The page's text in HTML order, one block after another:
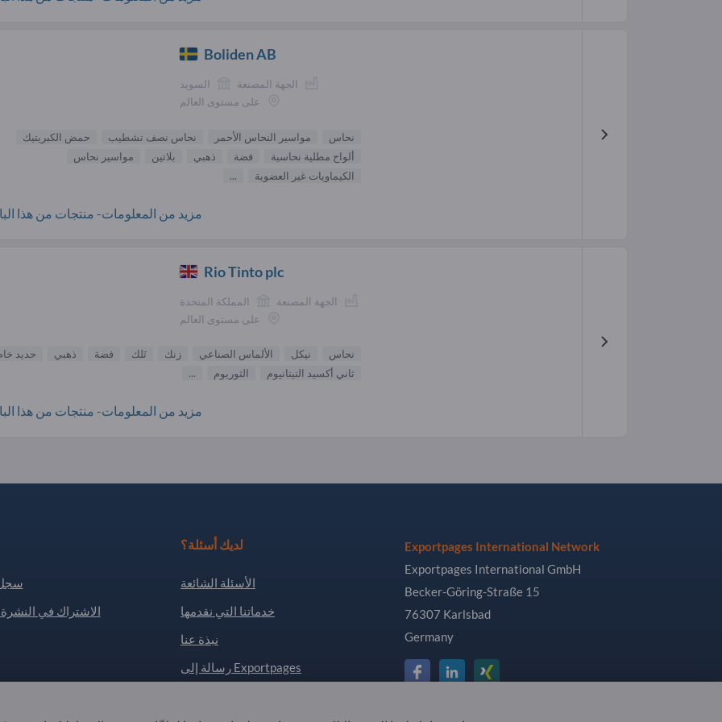
Boliden AB
الجهة المصنعة
السويد
على مستوى العالم
نحاس مواسير النحاس الأحمر نحاس نصف تشطيب
حمض الكبريتيك
ألواح مطلية نحاسية
فضة ذهبي بلاتين
مواسير نحاس
الكيماويات غير العضوية
...
مزيد من المعلومات- منتجات من هذا
Rio Tinto plc
الجهة المصنعة
المملكة المتحدة
على مستوى العالم
نحاس نيكل الألماس الصناعي زنك تَلك فضة ذهبي
حديد
ثاني أكسيد التيتانيوم
الثوريوم ...
مزيد من المعلومات- منتجات من هذا
الاشتراك في النشرة
لديك أسئلة؟
الأسئلة الشائعة
خدماتنا التي نقدمها
نبذة عنا
رسالة إلى Exportpages
Exportpages International Network
Exportpages International GmbH
Becker-Göring-Straße 15
76307 Karlsbad
Germany